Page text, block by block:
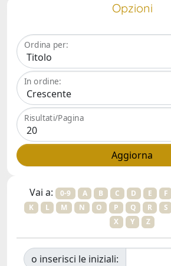
Opzioni
Ordina per:
In ordine:
Risultati/Pagina
Vai a: 0-9 A B C D E F
K
L M N O P Q R S
X
Y Z
o inserisci le iniziali: